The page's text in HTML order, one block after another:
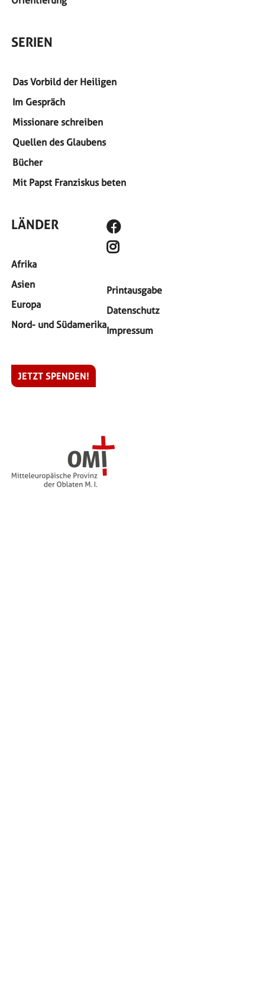
SERIEN
Das Vorbild der Heiligen
Im Gespräch
Missionare schreiben
Quellen des Glaubens
Bücher
Mit Papst Franziskus beten
LÄNDER
Afrika
Asien
Europa
Nord- und Südamerika
SOCIAL MEDIA
SITEMAP-MENÜ
Printausgabe
Datenschutz
Impressum
SERVICE-MENÜ
JETZT SPENDEN!